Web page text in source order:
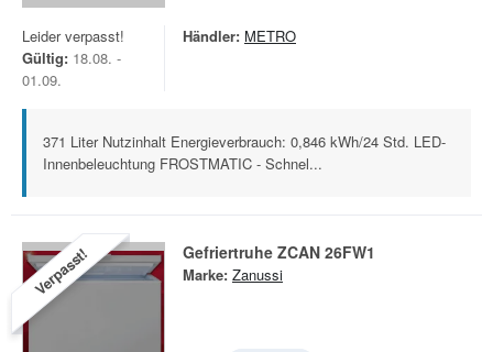
Leider verpasst!
Gültig: 18.08. -
01.09.
Händler: METRO
371 Liter Nutzinhalt Energieverbrauch: 0,846 kWh/24 Std. LED-
Innenbeleuchtung FROSTMATIC - Schnel...
Verpasst! Gefriertruhe ZCAN 26FW1
Marke: Zanussi